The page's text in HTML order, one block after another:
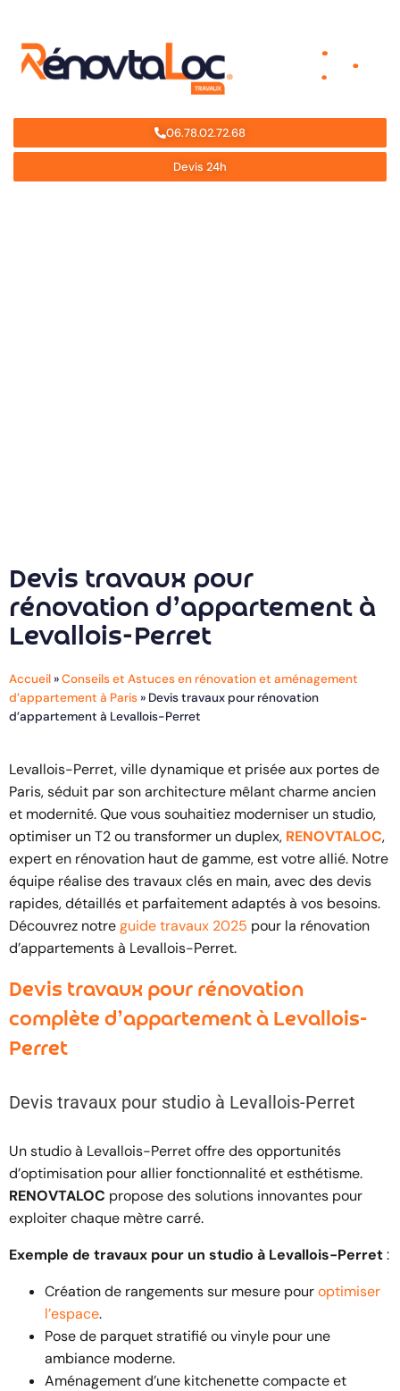
06.78.02.72.68
Devis 24h
Devis travaux pour
rénovation d’appartement à
Levallois-Perret
Accueil »Conseils et Astuces en rénovation et aménagement
d’appartement à Paris » Devis travaux pour rénovation
d’appartement à Levallois-Perret
Levallois-Perret, ville dynamique et prisée aux portes de
Paris, séduit par son architecture mêlant charme ancien
et modernité. Que vous souhaitiez moderniser un studio,
optimiser un T2 ou transformer un duplex, RENOVTALOC,
expert en rénovation haut de gamme, est votre allié. Notre
équipe réalise des travaux clés en main, avec des devis
rapides, détaillés et parfaitement adaptés à vos besoins.
Découvrez notreguide travaux 2025 pour la rénovation
d’appartements à Levallois-Perret.
Devis travaux pour rénovation
complète d’appartement à Levallois-
Perret
Devis travaux pour studio à Levallois-Perret
Un studio à Levallois-Perret offre des opportunités
d’optimisation pour allier fonctionnalité et esthétisme.
RENOVTALOC propose des solutions innovantes pour
exploiter chaque mètre carré.
Exemple de travaux pour un studio à Levallois-Perret:
Création de rangements sur mesure pouroptimiser
l’espace.
Pose de parquet stratifié ou vinyle pour une
ambiance moderne.
Aménagement d’une kitchenette compacte et